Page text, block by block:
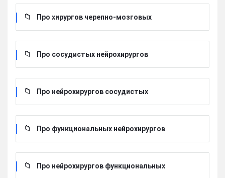
Про хирургов черепно-мозговых
Про сосудистых нейрохирургов
Про нейрохирургов сосудистых
Про функциональных нейрохирургов
Про нейрохирургов функциональных